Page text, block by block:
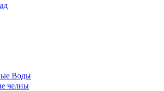
Воды
челны